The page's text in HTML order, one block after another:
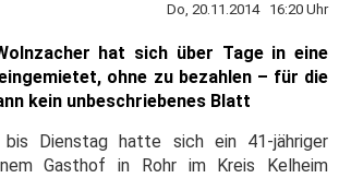
Do, 20.11.2014 16:20 Uhr
hat sich über Tage in eine
ohne zu bezahlen – für die
kein unbeschriebenes Blatt
Dienstag hatte sich ein 41-jähriger
Gasthof in Rohr im Kreis Kelheim